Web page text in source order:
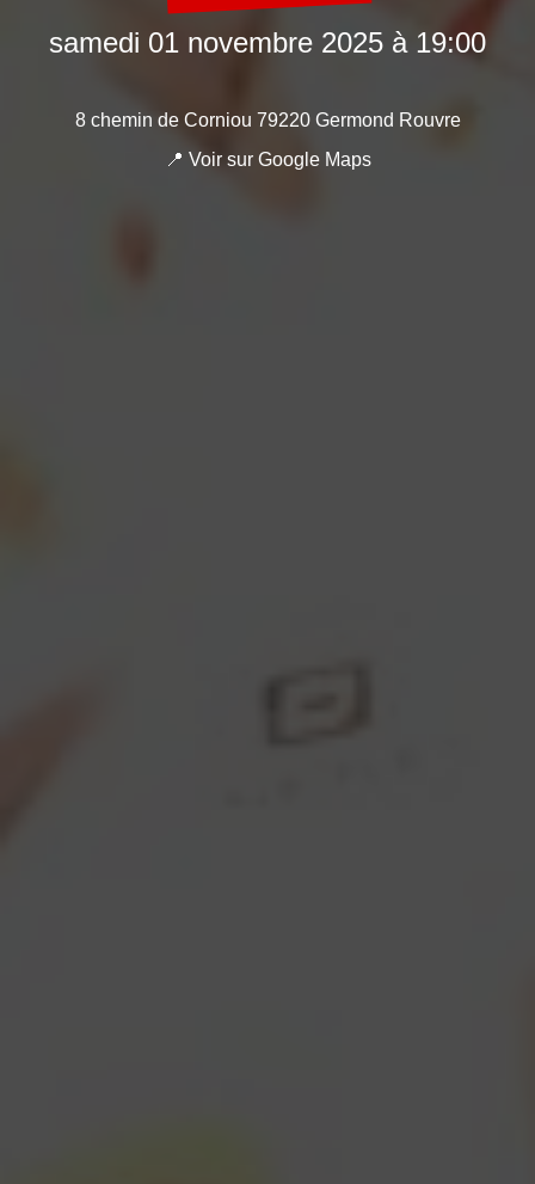
samedi 01 novembre 2025 à 19:00
8 chemin de Corniou 79220 Germond Rouvre
📍 Voir sur Google Maps